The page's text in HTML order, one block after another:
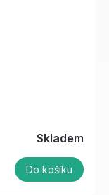
Skladem
Do košíku